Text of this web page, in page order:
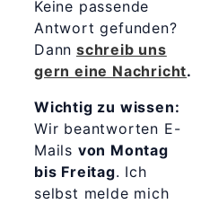
Keine passende
Antwort gefunden?
Dann schreib uns
gern eine Nachricht.
Wichtig zu wissen:
Wir beantworten E-
Mails von Montag
bis Freitag. Ich
selbst melde mich